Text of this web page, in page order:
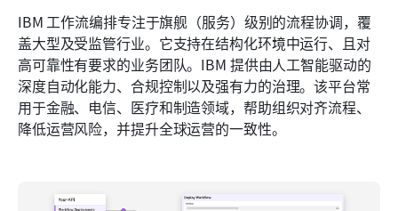
IBM 工作流编排专注于旗舰（服务）级别的流程协调，覆
盖大型及受监管行业。它支持在结构化环境中运行、且对
高可靠性有要求的业务团队。IBM 提供由人工智能驱动的
深度自动化能力、合规控制以及强有力的治理。该平台常
用于金融、电信、医疗和制造领域，帮助组织对齐流程、
降低运营风险，并提升全球运营的一致性。